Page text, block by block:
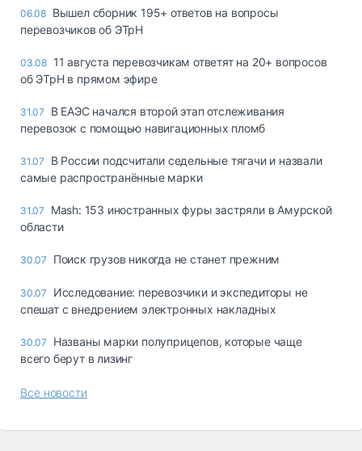
06.08 Вышел сборник 195+ ответов на вопросы
перевозчиков об ЭТрН
03.08 11 августа перевозчикам ответят на 20+ вопросов
об ЭТрН в прямом эфире
31.07
В ЕАЭС начался второй этап отслеживания
перевозок с помощью навигационных пломб
31.07
В России подсчитали седельные тягачи и назвали
самые распространённые марки
31.07
Mash: 153 иностранных фуры застряли в Амурской
области
30.07 Поиск грузов никогда не станет прежним
30.07
Исследование: перевозчики и экспедиторы не
спешат с внедрением электронных накладных
30.07
Названы марки полуприцепов, которые чаще
всего берут в лизинг
Все новости